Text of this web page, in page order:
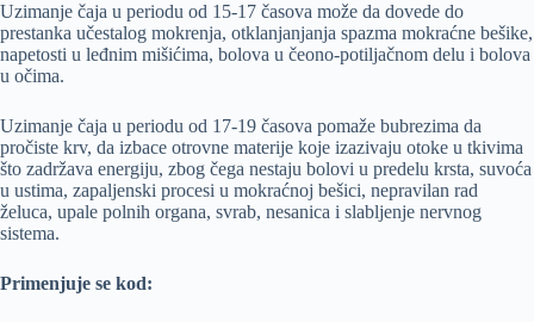
Uzimanje čaja u periodu od 15-17 časova može da dovede do
prestanka učestalog mokrenja, otklanjanjanja spazma mokraćne bešike,
napetosti u leđnim mišićima, bolova u čeono-potiljačnom delu i bolova
u očima.
Uzimanje čaja u periodu od 17-19 časova pomaže bubrezima da
pročiste krv, da izbace otrovne materije koje izazivaju otoke u tkivima
što zadržava energiju, zbog čega nestaju bolovi u predelu krsta, suvoća
u ustima, zapaljenski procesi u mokraćnoj bešici, nepravilan rad
želuca, upale polnih organa, svrab, nesanica i slabljenje nervnog
sistema.
Primenjuje se kod: